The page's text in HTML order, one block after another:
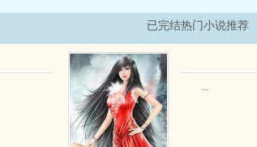
已完结热门小说推荐
...